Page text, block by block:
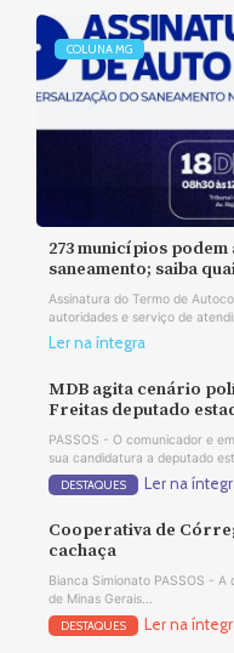
COLUNA MG
273 municípios
saneamento; saiba
Assinatura do Termo de
autoridades e serviço de
Ler na íntegra
MDB agita cenário
Freitas deputado
PASSOS - O comunicador e
sua candidatura a deputado
DESTAQUES Ler na
Cooperativa de
cachaça
Bianca Simionato PASSOS -
de Minas Gerais...
DESTAQUES Ler na